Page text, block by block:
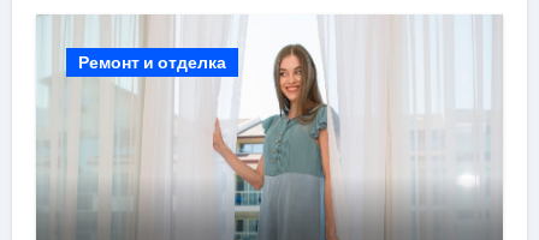
Ремонт и отделка